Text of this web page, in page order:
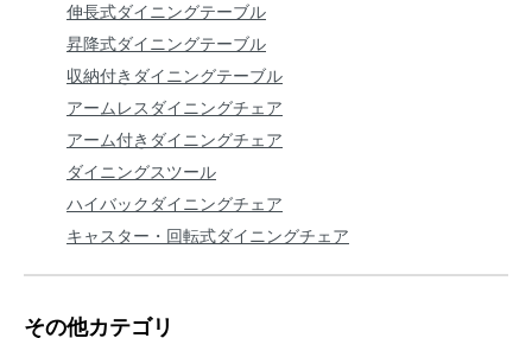
伸長式ダイニングテーブル
昇降式ダイニングテーブル
収納付きダイニングテーブル
アームレスダイニングチェア
アーム付きダイニングチェア
ダイニングスツール
ハイバックダイニングチェア
キャスター・回転式ダイニングチェア
その他カテゴリ